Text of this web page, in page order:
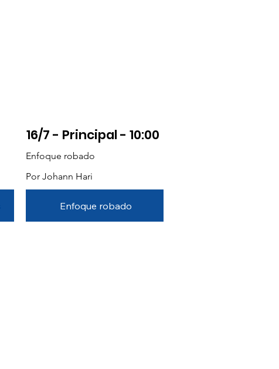
16/7 - Principal - 10:00
Enfoque robado
Por Johann Hari
Enfoque robado